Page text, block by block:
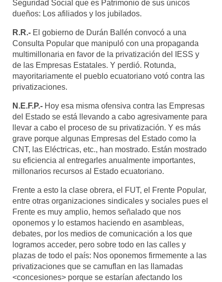
Seguridad Social que es Patrimonio de sus únicos
dueños: Los afiliados y los jubilados.
R.R.- El gobierno de Durán Ballén convocó a una
Consulta Popular que manipuló con una propaganda
multimillonaria en favor de la privatización del IESS y
de las Empresas Estatales. Y perdió. Rotunda,
mayoritariamente el pueblo ecuatoriano votó contra las
privatizaciones.
N.E.F.P.- Hoy esa misma ofensiva contra las Empresas
del Estado se está llevando a cabo agresivamente para
llevar a cabo el proceso de su privatización. Y es más
grave porque algunas Empresas del Estado como la
CNT, las Eléctricas, etc., han mostrado. Están mostrado
su eficiencia al entregarles anualmente importantes,
millonarios recursos al Estado ecuatoriano.
Frente a esto la clase obrera, el FUT, el Frente Popular,
entre otras organizaciones sindicales y sociales pues el
Frente es muy amplio, hemos señalado que nos
oponemos y lo estamos haciendo en asambleas,
debates, por los medios de comunicación a los que
logramos acceder, pero sobre todo en las calles y
plazas de todo el país: Nos oponemos firmemente a las
privatizaciones que se camuflan en las llamadas
<concesiones> porque se estarían afectando los